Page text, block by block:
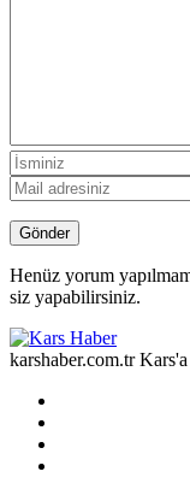
Henüz yorum
siz yapabilirsiniz.
karshaber.com.tr